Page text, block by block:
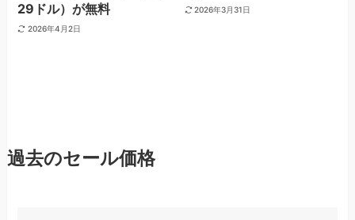
29ドル）が無料
2026年4月2日
2026年3月31日
過去のセール価格